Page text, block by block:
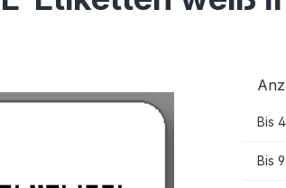
Bis 4
Bis 9